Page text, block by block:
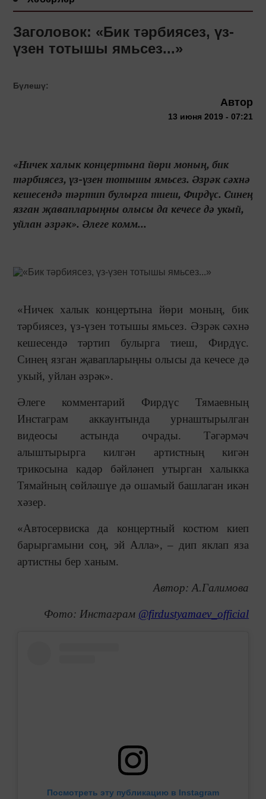
Заголовок: «Бик тәрбиясез, үз-
үзен тотышы ямьсез...»
Бүлешү:
Автор
13 июня 2019 - 07:21
«Ничек халык концертына йөри моның, бик
тәрбиясез, үз-үзен тотышы ямьсез. Әзрәк сәхнә
кешесендә тәртип булырга тиеш, Фирдүс. Синең
язган җавапларыңны олысы да кечесе дә укый,
уйлан әзрәк». Әлеге комм...
«Ничек халык концертына йөри моның, бик
тәрбиясез, үз-үзен тотышы ямьсез. Әзрәк сәхнә
кешесендә тәртип булырга тиеш, Фирдүс.
Синең язган җавапларыңны олысы да кечесе дә
укый, уйлан әзрәк».
Әлеге комментарий Фирдүс Тямаевның
Инстаграм аккаунтында урнаштырылган
видеосы астында очрады. Тәгәрмәч
алыштырырга килгән артистның кигән
трикосына кадәр бәйләнеп утырган халыкка
Тямайның сөйләшүе дә ошамый башлаган икән
хәзер.
«Автосервиска да концертный костюм киеп
барыргамыни соң, эй Алла», – дип яклап яза
артистны бер ханым.
Автор: А.Галимова
Фото: Инстаграм @firdustyamaev_official
Посмотреть эту публикацию в Instagram